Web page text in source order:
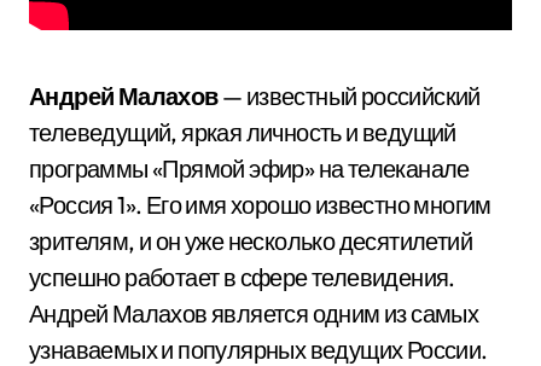
Андрей Малахов— известный российский
телеведущий, яркая личность и ведущий
программы «Прямой эфир» на телеканале
«Россия 1». Его имя хорошо известно многим
зрителям, и он уже несколько десятилетий
успешно работает в сфере телевидения.
Андрей Малахов является одним из самых
узнаваемых и популярных ведущих России.